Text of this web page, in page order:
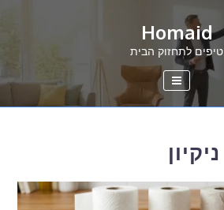
Homaid
טיפים לתחזוק הבית
ניקיון